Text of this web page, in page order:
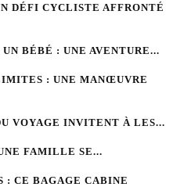
DÉFI CYCLISTE AFFRONTÉ
BÉBÉ : UNE AVENTURE...
: UNE MANŒUVRE
VOYAGE INVITENT À LES...
FAMILLE SE...
: CE BAGAGE CABINE